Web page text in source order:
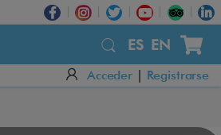
ES EN
Acceder Registrarse